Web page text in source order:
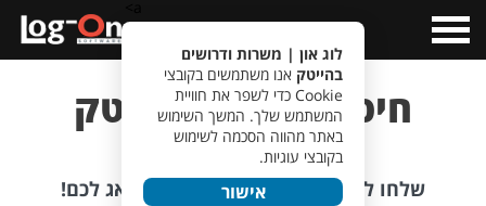
Menu
חיפוש משרות הייטק
לא מוצאים משרה מתאימה?
שלחו לנו קורות חיים, אנחנו כבר נדאג לכם!
לוג און | משרות ודרושים
בהייטק אנו משתמשים בקובצי
Cookie כדי לשפר את חוויית
המשתמש שלך. המשך השימוש
באתר מהווה הסכמה לשימוש
בקובצי עוגיות.
אישור